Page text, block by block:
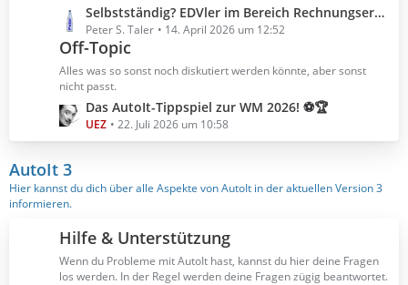
e
B
e
t
g
e
t
z
t
e
B
e
t
r
ä
g
e
Selbstständig? EDVler im Bereich Rechnungserstellung?
Peter S. Taler 14. April 2026 um 12:52
Off-Topic
Alles was so sonst noch diskutiert werden könnte, aber sonst
nicht passt.
L
e
t
z
t
e
e
i
t
Das AutoIt-Tippspiel zur WM 2026! ⚽🏆
UEZ 22. Juli 2026 um 10:58
AutoIt 3
Hier kannst du dich über alle Aspekte von AutoIt in der aktuellen Version 3
informieren.
Hilfe & Unterstützung
Wenn du Probleme mit AutoIt hast, kannst du hier deine Fragen
los werden. In der Regel werden deine Fragen zügig beantwortet.